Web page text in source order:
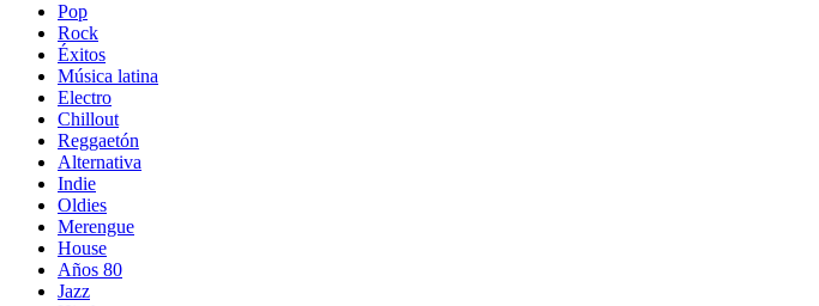
Pop
Rock
Éxitos
Música latina
Electro
Chillout
Reggaetón
Alternativa
Indie
Oldies
Merengue
House
Años 80
Jazz